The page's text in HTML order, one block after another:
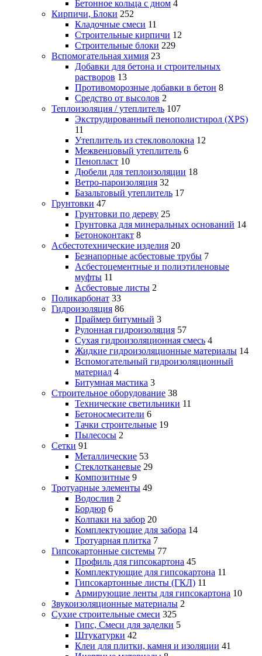
Бетонное кольца с дном 4
Кирпичи, Блоки 252
Кладочные смеси 11
Строительные кирпичи 12
Строительные блоки 229
Вспомогательная химия 23
Добавки для бетона и строительных
растворов 13
Противоморозные добавки в бетон 8
Средство от высолов 2
Теплоизоляция / утеплитель 107
Экструдированный пенополистирол (XPS)
11
Утеплитель из стекловолокна 12
Межвенцовый утеплитель 6
Пенопласт 10
Дюбели для теплоизоляции 18
Ветро-пароизоляция 32
Базальтовый утеплитель 17
Грунтовки 47
Грунтовки по дереву 25
Грунтовка для минеральных оснований 14
Бетоноконтакт 8
Асбестотехнические изделия 20
Безнапорные асбестовые трубы 7
Асбестоцементные и полиэтиленовые
муфты 11
Асбестовые листы 2
Поликарбонат 33
Гидроизоляция 86
Праймер битумный 3
Рулонная гидроизоляция 57
Сухая гидроизоляционная смесь 4
Жидкие гидроизоляционные материалы 14
Вспомогательный гидроизоляционный
материал 4
Битумная мастика 3
Строительное оборудование 38
Технические светильники 11
Бетоносмесители 6
Тачки строительные 19
Пылесосы 2
Сетки 91
Металлические 53
Стеклотканевые 29
Композитные 9
Тротуарные элементы 49
Водослив 2
Бордюр 6
Колпаки на забор 20
Комплектующие для забора 14
Тротуарная плитка 7
Гипсокартонные системы 77
Профиль для гипсокартона 45
Комплектующие для гипсокартона 11
Гипсокартонные листы (ГКЛ) 11
Армирующие ленты для гипсокартона 10
Звукоизоляционные материалы 2
Сухие строительные смеси 325
Гипс, Смеси для заделки 5
Штукатурки 42
Клеи для плитки, камня и изоляции 41